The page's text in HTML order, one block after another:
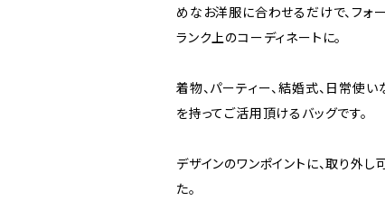
めなお洋服に合わせるだけで、フォ
ランク上のコーディネートに。
着物、パーティー、結婚式、日常使
を持ってご活用頂けるバッグです。
デザインのワンポイントに、取り外
た。